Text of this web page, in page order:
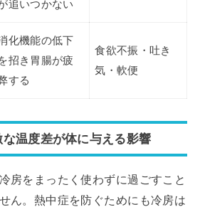
追いつかない
化機能の低下
招き胃腸が疲
する
食欲不振・吐き
気・軟便
温度差が体に与える影響
房をまったく使わずに過ごすこと
ん。熱中症を防ぐためにも冷房は